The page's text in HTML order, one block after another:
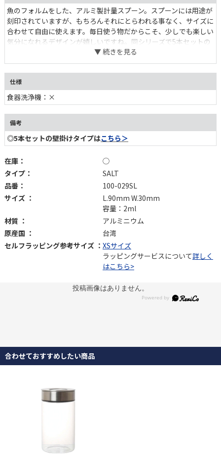
魚のフォルムをした、アルミ製計量スプーン。スプーンには用途が
刻印されていますが、もちろんそれにとらわれる事なく、サイズに
合わせて自由に使えます。毎日使う物だからこそ、少しでも楽しい
気分になれるデザインが嬉しいですね。同シリーズで5本セットの
壁掛けタイプもご用意しております。
仕様
食器洗浄機：×
備考
◎5本セットの壁掛けタイプはこちら＞
在庫：
◯
タイプ：
SALT
品番：
100-029SL
サイズ ：
L.90mm W.30mm
容量：2ml
材質 ：
アルミニウム
原産国 ：
台湾
セルフラッピング参考サイズ ： XSサイズ
ラッピングサービスについて詳しく
はこちら>
投稿画像はありません。
合わせておすすめしたい商品